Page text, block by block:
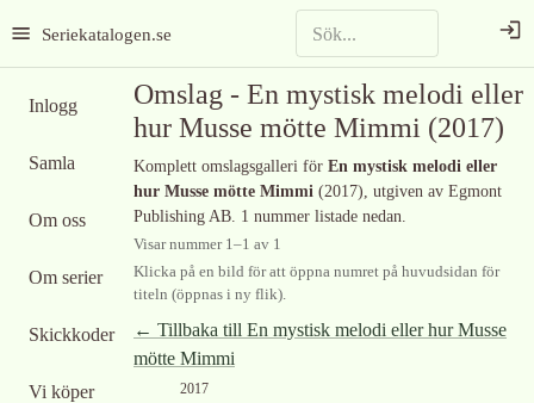
Seriekatalogen.se
Inlogg
Samla
Om oss
Om serier
Skickkoder
Vi köper
Omslag - En mystisk melodi eller
hur Musse mötte Mimmi (2017)
Komplett omslagsgalleri för En mystisk melodi eller
hur Musse mötte Mimmi (2017), utgiven av Egmont
Publishing AB. 1 nummer listade nedan.
Visar nummer 1–1 av 1
Klicka på en bild för att öppna numret på huvudsidan för
titeln (öppnas i ny flik).
← Tillbaka till En mystisk melodi eller hur Musse
mötte Mimmi
2017